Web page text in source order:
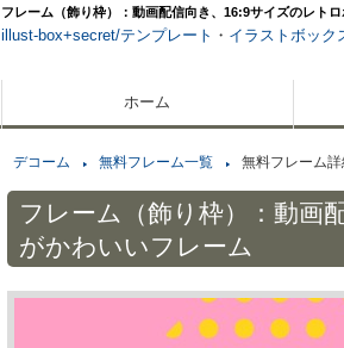
フレーム（飾り枠）：動画配信向き、16:9サイズのレト
illust-box+secret/テンプレート ・ イラストボック
ホーム
デコーム 無料フレーム一覧 無料フレーム詳
フレーム（飾り枠）：動画
がかわいいフレーム